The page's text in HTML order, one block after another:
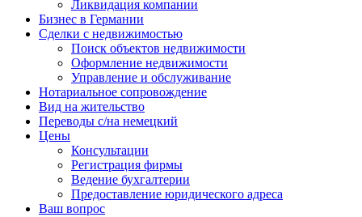
Ликвидация компании
Бизнес в Германии
Сделки с недвижимостью
Поиск объектов недвижимости
Оформление недвижимости
Управление и обслуживание
Нотариальное сопровождение
Вид на жительство
Переводы с/на немецкий
Цены
Консультации
Регистрация фирмы
Ведение бухгалтерии
Предоставление юридического адреса
Ваш вопрос